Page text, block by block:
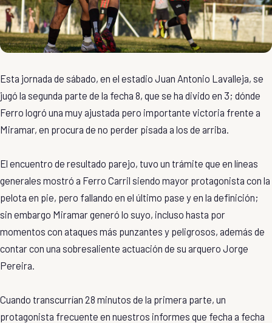
Esta jornada de sábado, en el estadio Juan Antonio Lavalleja, se
jugó la segunda parte de la fecha 8, que se ha divido en 3; dónde
Ferro logró una muy ajustada pero importante victoria frente a
Miramar, en procura de no perder pisada a los de arriba.
El encuentro de resultado parejo, tuvo un trámite que en líneas
generales mostró a Ferro Carril siendo mayor protagonista con la
pelota en pie, pero fallando en el último pase y en la definición;
sin embargo Miramar generó lo suyo, incluso hasta por
momentos con ataques más punzantes y peligrosos, además de
contar con una sobresaliente actuación de su arquero Jorge
Pereira.
Cuando transcurrían 28 minutos de la primera parte, un
protagonista frecuente en nuestros informes que fecha a fecha